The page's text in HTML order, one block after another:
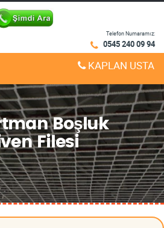
Telefon Numaramız:
0545 240 09 94
KAPLAN USTA
Boşluk
Filesi